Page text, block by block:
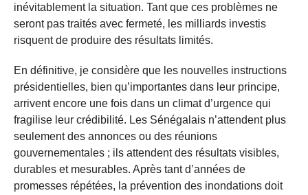
inévitablement la situation. Tant que ces problèmes ne
seront pas traités avec fermeté, les milliards investis
risquent de produire des résultats limités.
En définitive, je considère que les nouvelles instructions
présidentielles, bien qu’importantes dans leur principe,
arrivent encore une fois dans un climat d’urgence qui
fragilise leur crédibilité. Les Sénégalais n’attendent plus
seulement des annonces ou des réunions
gouvernementales ; ils attendent des résultats visibles,
durables et mesurables. Après tant d’années de
promesses répétées, la prévention des inondations doit